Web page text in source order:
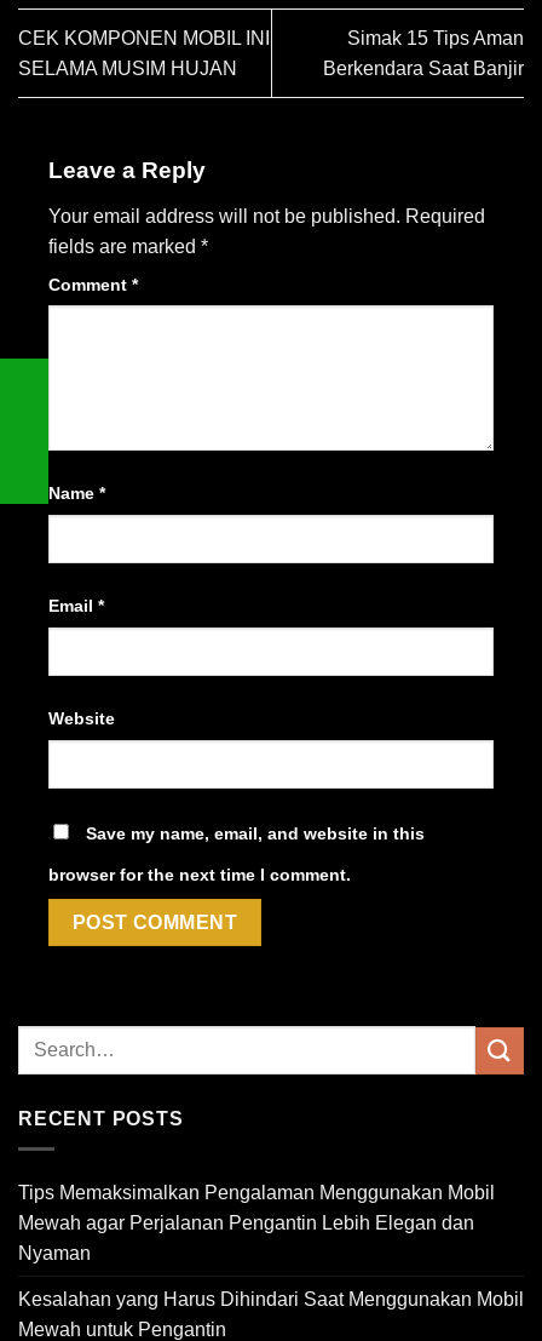
CEK KOMPONEN MOBIL INI
SELAMA MUSIM HUJAN
Simak 15 Tips Aman
Berkendara Saat Banjir
Leave a Reply
Your email address will not be published. Required
fields are marked *
Comment *
Name *
Email *
Website
Save my name, email, and website in this
browser for the next time I comment.
RECENT POSTS
Tips Memaksimalkan Pengalaman Menggunakan Mobil
Mewah agar Perjalanan Pengantin Lebih Elegan dan
Nyaman
Kesalahan yang Harus Dihindari Saat Menggunakan Mobil
Mewah untuk Pengantin